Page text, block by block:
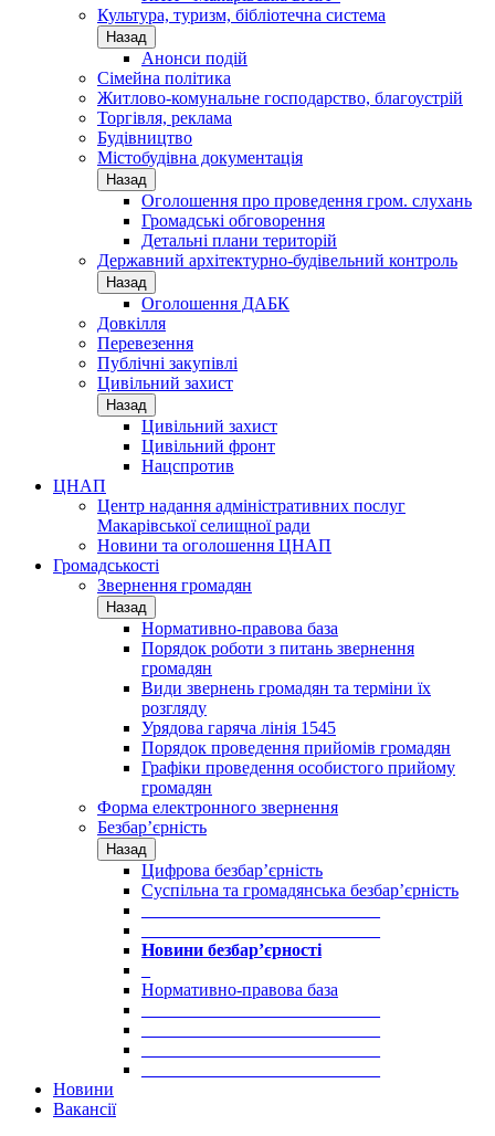
Культура, туризм, бібліотечна система
Назад
Анонси подій
Сімейна політика
Житлово-комунальне господарство, благоустрій
Торгівля, реклама
Будівництво
Містобудівна документація
Назад
Оголошення про проведення гром. слухань
Громадські обговорення
Детальні плани територій
Державний архітектурно-будівельний контроль
Назад
Оголошення ДАБК
Довкілля
Перевезення
Публічні закупівлі
Цивільний захист
Назад
Цивільний захист
Цивільний фронт
Нацспротив
ЦНАП
Центр надання адміністративних послуг
Макарівської селищної ради
Новини та оголошення ЦНАП
Громадськості
Звернення громадян
Назад
Нормативно-правова база
Порядок роботи з питань звернення
громадян
Види звернень громадян та терміни їх
розгляду
Урядова гаряча лінія 1545
Порядок проведення прийомів громадян
Графіки проведення особистого прийому
громадян
Форма електронного звернення
Безбар’єрність
Назад
Цифрова безбар’єрність
Суспільна та громадянська безбар’єрність
Новини безбар’єрності
Нормативно-правова база
Новини
Вакансії